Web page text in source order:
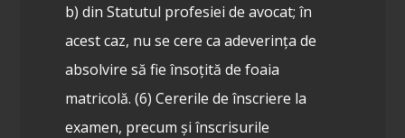
b) din Statutul profesiei de avocat; în
acest caz, nu se cere ca adeverința de
absolvire să fie însoțită de foaia
matricolă. (6) Cererile de înscriere la
examen, precum și înscrisurile